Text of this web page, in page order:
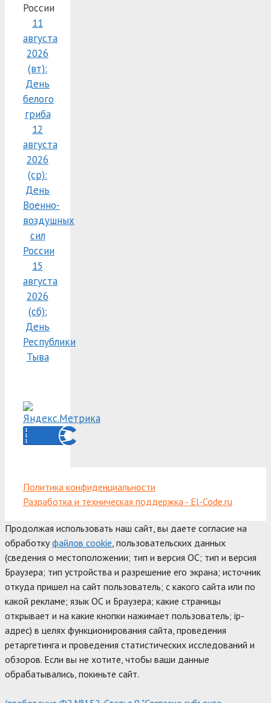
России
11
августа
2026
(вт):
День
белого
гриба
12
августа
2026
(ср):
День
Военно-
воздушных
сил
России
15
августа
2026
(сб):
День
Республики
Тыва
Политика конфиденциальности
Разработка и техническая поддержка - El-Code.ru
Продолжая использовать наш сайт, вы даете согласие на
обработкуфайлов cookie , пользовательских данных
(сведения о местоположении; тип и версия ОС; тип и версия
Браузера; тип устройства и разрешение его экрана; источник
откуда пришел на сайт пользователь; с какого сайта или по
какой рекламе; язык ОС и Браузера; какие страницы
открывает и на какие кнопки нажимает пользователь; ip-
адрес) в целях функционирования сайта, проведения
ретаргетинга и проведения статистических исследований и
обзоров. Если вы не хотите, чтобы ваши данные
обрабатывались, покиньте сайт.